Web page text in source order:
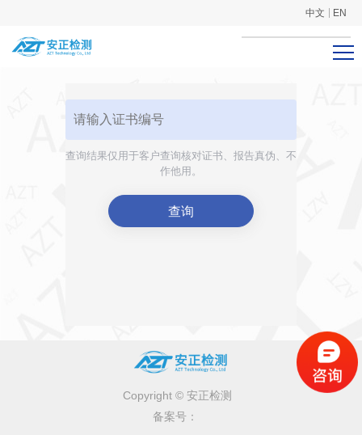
中文 EN
查询结果仅用于客户查询核对证书、报告真伪、不
作他用。
查询
Copyright © 安正检测
备案号：